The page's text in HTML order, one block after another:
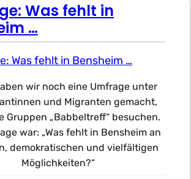
Was fehlt in
…
wir noch eine Umfrage unter
und Migranten gemacht,
Gruppen „Babbeltreff“ besuchen.
war: „Was fehlt in Bensheim an
demokratischen und vielfältigen
Möglichkeiten?“